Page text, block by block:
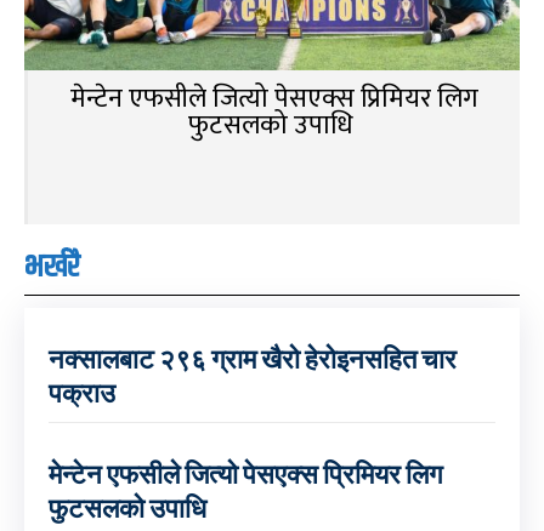
मेन्टेन एफसीले जित्यो पेसएक्स प्रिमियर लिग
फुटसलको उपाधि
भर्खरै
नक्सालबाट २९६ ग्राम खैरो हेरोइनसहित चार
पक्राउ
मेन्टेन एफसीले जित्यो पेसएक्स प्रिमियर लिग
फुटसलको उपाधि